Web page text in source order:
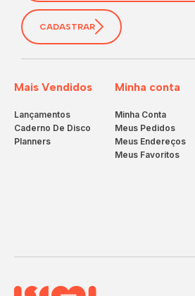
Mais Vendidos
Lançamentos
Caderno De Disco
Planners
Minha conta
Minha Conta
Meus Pedidos
Meus Endereços
Meus Favoritos
CADASTRAR